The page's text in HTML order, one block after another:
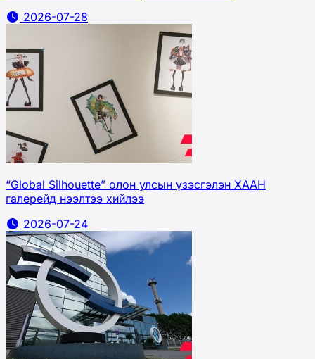
2026-07-28
“Global Silhouette” олон улсын үзэсгэлэн ХААН
галерейд нээлтээ хийлээ
2026-07-24